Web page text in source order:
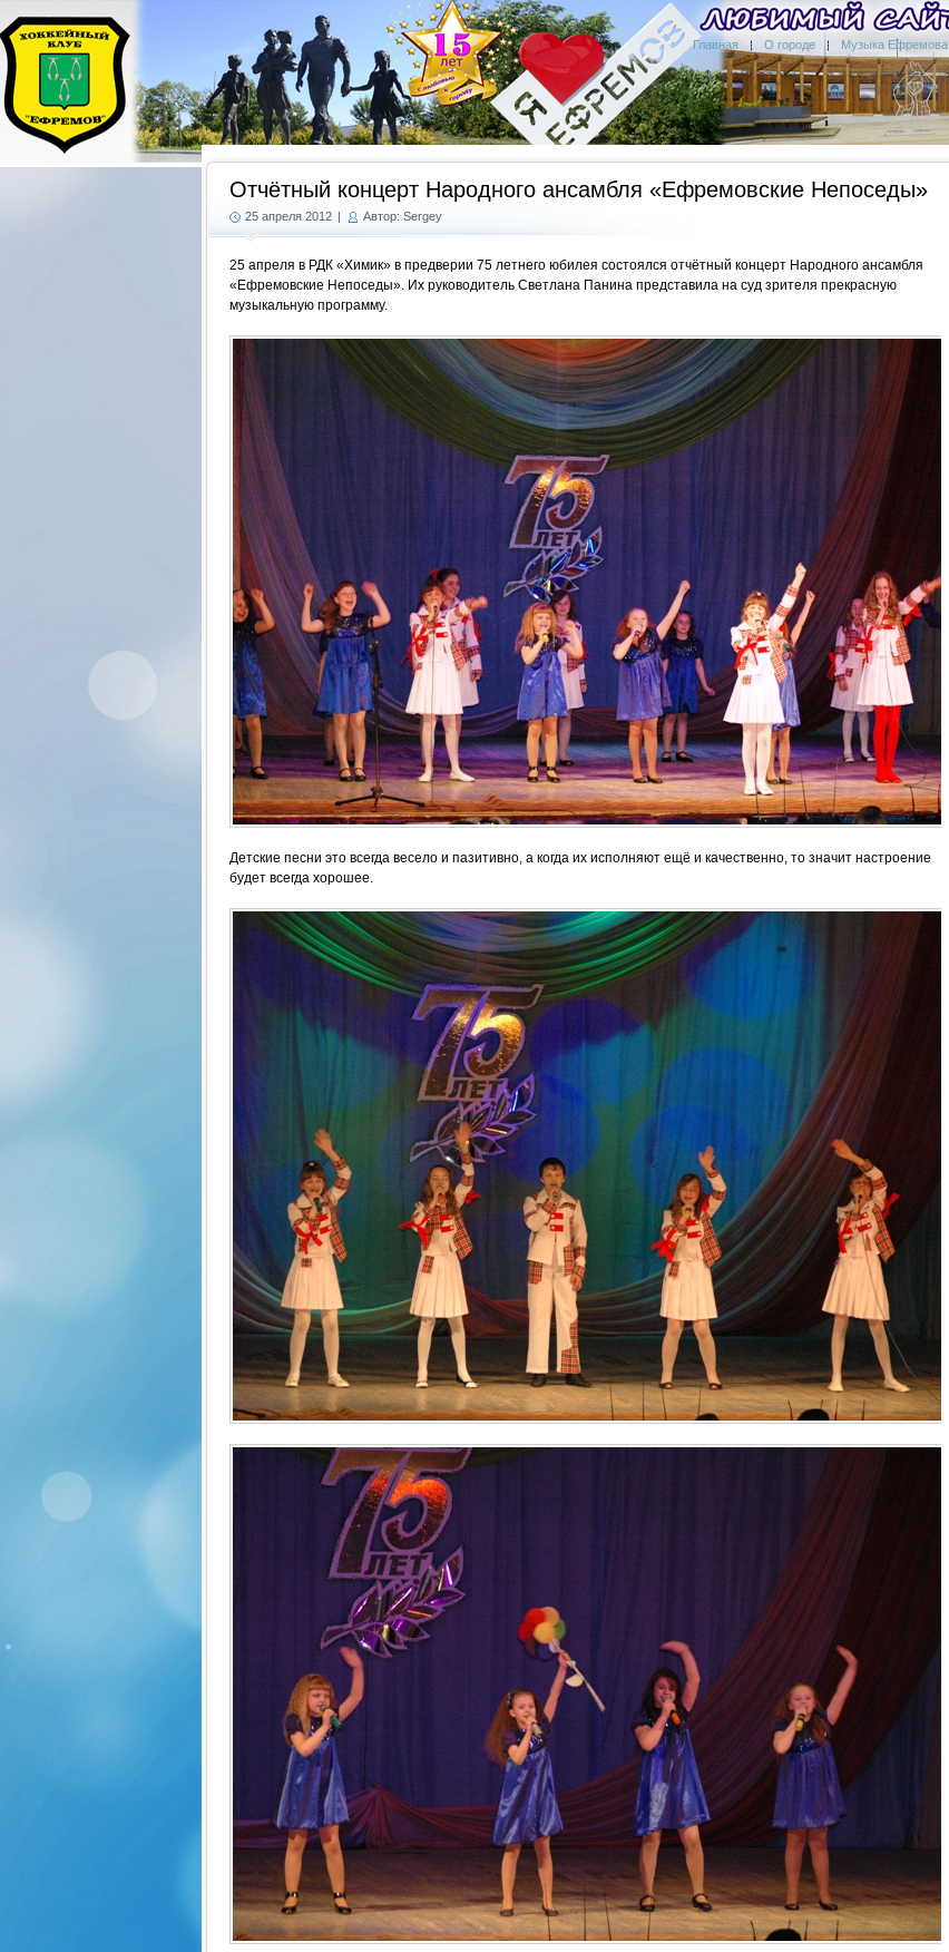
Главная О городе Музыка Ефремова
Отчётный концерт Народного ансамбля «Ефремовские Непоседы»
25 апреля 2012 | Автор: Sergey
25 апреля в РДК «Химик» в предверии 75 летнего юбилея состоялся отчётный концерт Народного ансамбля
«Ефремовские Непоседы». Их руководитель Светлана Панина представила на суд зрителя прекрасную
музыкальную программу.
Детские песни это всегда весело и пазитивно, а когда их исполняют ещё и качественно, то значит настроение
будет всегда хорошее.